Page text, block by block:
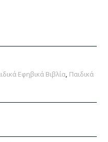
Εφηβικά Βιβλία, Παιδικά